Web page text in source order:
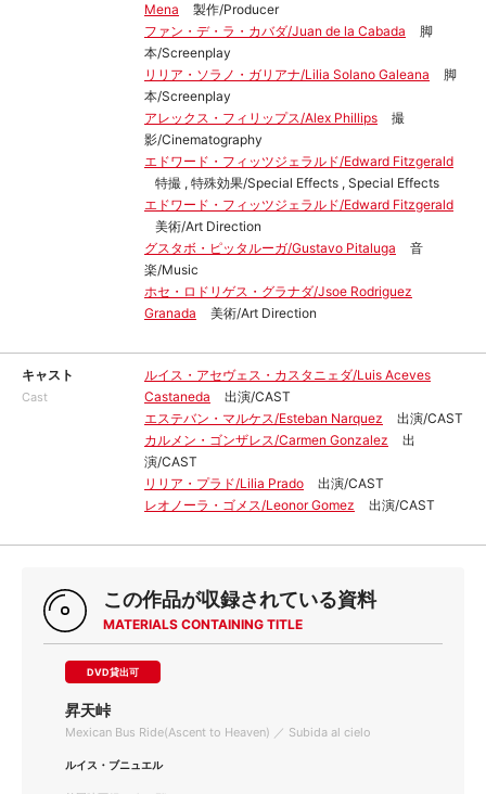
Mena
製作/Producer
ファン・デ・ラ・カバダ/Juan de la Cabada
脚
本/Screenplay
リリア・ソラノ・ガリアナ/Lilia Solano Galeana
脚
本/Screenplay
アレックス・フィリップス/Alex Phillips
撮
影/Cinematography
エドワード・フィッツジェラルド/Edward Fitzgerald
特撮 , 特殊効果/Special Effects , Special Effects
エドワード・フィッツジェラルド/Edward Fitzgerald
美術/Art Direction
グスタボ・ピッタルーガ/Gustavo Pitaluga
音
楽/Music
ホセ・ロドリゲス・グラナダ/Jsoe Rodriguez
Granada
美術/Art Direction
キャスト
Cast
ルイス・アセヴェス・カスタニェダ/Luis Aceves
Castaneda
出演/CAST
エステバン・マルケス/Esteban Narquez
出演/CAST
カルメン・ゴンザレス/Carmen Gonzalez
出
演/CAST
リリア・プラド/Lilia Prado
出演/CAST
レオノーラ・ゴメス/Leonor Gomez
出演/CAST
この作品が収録されている資料
MATERIALS CONTAINING TITLE
DVD貸出可
昇天峠
Mexican Bus Ride(Ascent to Heaven) ／ Subida al cielo
ルイス・ブニュエル